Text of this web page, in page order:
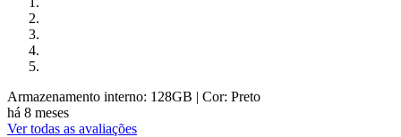
Armazenamento interno: 128GB | Cor: Preto
há 8 meses
Ver todas as avaliações